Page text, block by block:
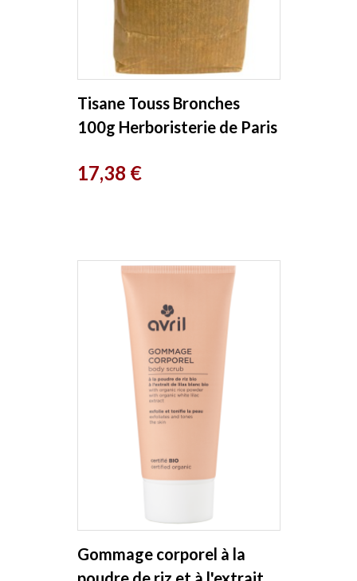
Tisane Touss Bronches
100g Herboristerie de Paris
Prix
17,38 €
Gommage corporel à la